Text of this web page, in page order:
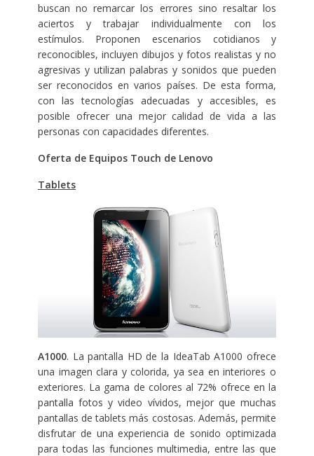
buscan no remarcar los errores sino resaltar los
aciertos y trabajar individualmente con los
estímulos. Proponen escenarios cotidianos y
reconocibles, incluyen dibujos y fotos realistas y no
agresivas y utilizan palabras y sonidos que pueden
ser reconocidos en varios países. De esta forma,
con las tecnologías adecuadas y accesibles, es
posible ofrecer una mejor calidad de vida a las
personas con capacidades diferentes.
Oferta de Equipos Touch de Lenovo
Tablets
A1000. La pantalla HD de la IdeaTab A1000 ofrece
una imagen clara y colorida, ya sea en interiores o
exteriores. La gama de colores al 72% ofrece en la
pantalla fotos y video vívidos, mejor que muchas
pantallas de tablets más costosas. Además, permite
disfrutar de una experiencia de sonido optimizada
para todas las funciones multimedia, entre las que